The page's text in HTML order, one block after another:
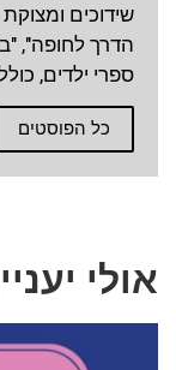
שידוכים
הדרך לחופה",
ספרי ילדים,
כל הפוסטים
אולי